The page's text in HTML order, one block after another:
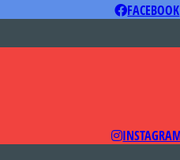
FACEBOOK